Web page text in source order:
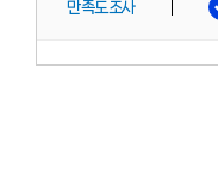
만족도조사